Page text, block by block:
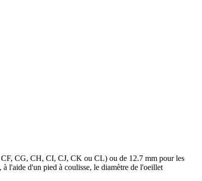
CF, CG, CH, CI, CJ, CK ou CL) ou de 12.7 mm pour les
l'aide d'un pied à coulisse, le diamètre de l'oeillet